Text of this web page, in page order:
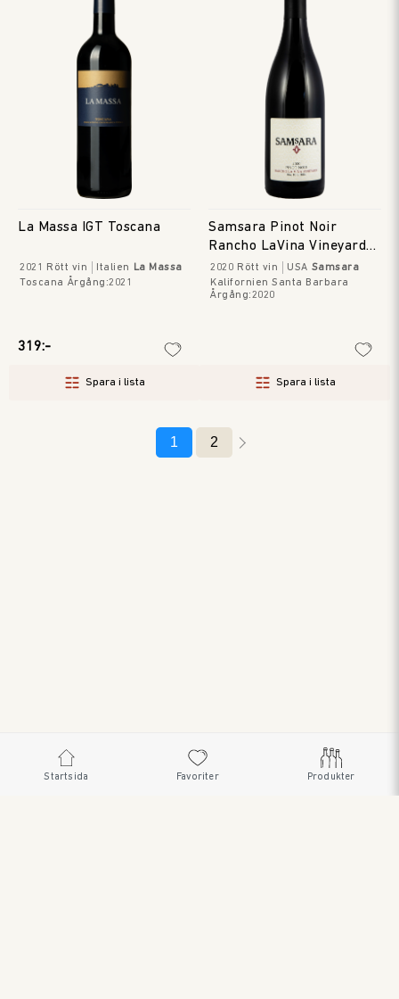
La Massa IGT Toscana
2021 Rött vin Italien
La Massa
Toscana Årgång :2021
319:-
Spara i lista
Samsara Pinot Noir
Rancho LaVina Vineyard
SRH
2020 Rött vin USA Samsara
Kalifornien Santa Barbara
Årgång:2020
Spara i lista
1 2
Startsida Favoriter Produkter